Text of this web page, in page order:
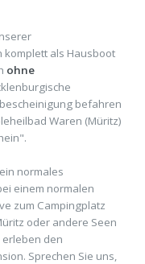
als Hausboot
ohne
befahren
Waren (Müritz)
normales
einem normalen
zum Campingplatz
oder andere Seen
den
Sprechen Sie uns,